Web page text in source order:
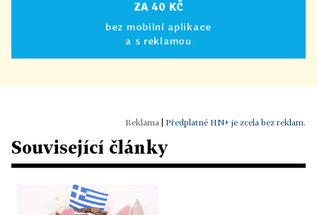
ZA 40 KČ
bez mobilní aplikace
a s reklamou
Předplatné HN+ je zcela bez reklam.
Související články